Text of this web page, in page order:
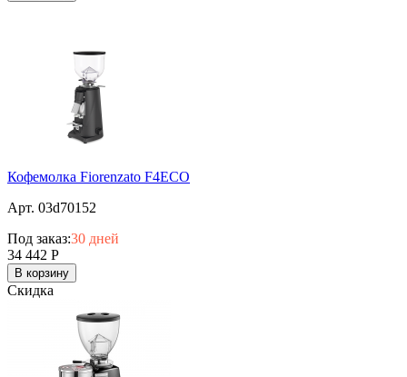
Кофемолка Fiorenzato F4ECO
Арт. 03d70152
Под заказ:30 дней
34 442 Р
В корзину
Скидка